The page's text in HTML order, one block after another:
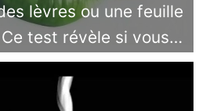
lèvres ou une feuille
test révèle si vous…